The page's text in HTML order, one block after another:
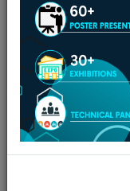
Growth
&
Project
Management
at
GAIL
on
15th-
16th
July-